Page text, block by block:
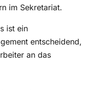
im Sekretariat.
ist ein
entscheidend,
an das